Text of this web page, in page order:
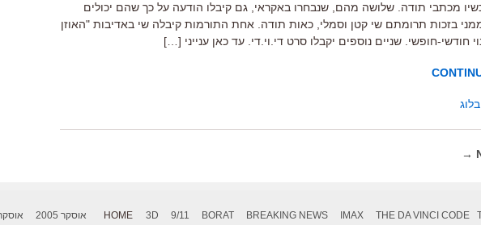
מכתבי תודה. שלושה מהם, שנבחרו באקראי, גם קיבלו הודעה על כך שהם יכולים
בזכות תרומתם שי קטן וסמלי, כאות תודה. אחת התורמות קיבלה שי באדיבות "האוזן
חודשי-חופשי. שניים נוספים יקבלו סרט די.וי.די. עד כאן ענייני […]
HOME 3D 9/11 BORAT BREAKING NEWS IMAX THE DA VINCI CODE אוסקר 2005 אוסקר